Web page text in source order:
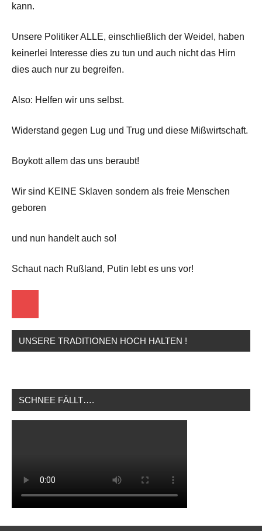
kann.
Unsere Politiker ALLE, einschließlich der Weidel, haben
keinerlei Interesse dies zu tun und auch nicht das Hirn
dies auch nur zu begreifen.
Also: Helfen wir uns selbst.
Widerstand gegen Lug und Trug und diese Mißwirtschaft.
Boykott allem das uns beraubt!
Wir sind KEINE Sklaven sondern als freie Menschen
geboren
und nun handelt auch so!
Schaut nach Rußland, Putin lebt es uns vor!
UNSERE TRADITIONEN HOCH HALTEN !
SCHNEE FÄLLT….